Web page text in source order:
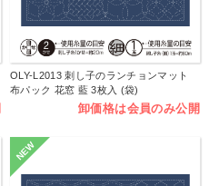
OLY-L2013 刺し子のランチョンマット
布パック 花窓 藍 3枚入 (袋)
卸価格は会員のみ公開
NEW